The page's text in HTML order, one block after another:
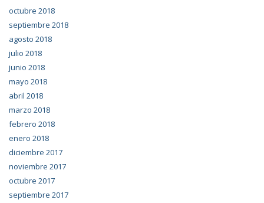
octubre 2018
septiembre 2018
agosto 2018
julio 2018
junio 2018
mayo 2018
abril 2018
marzo 2018
febrero 2018
enero 2018
diciembre 2017
noviembre 2017
octubre 2017
septiembre 2017